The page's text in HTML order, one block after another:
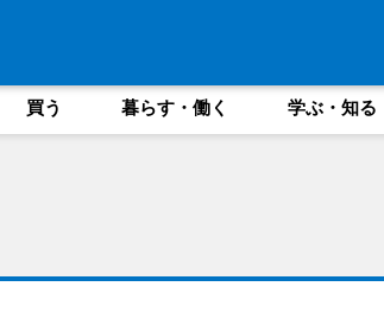
買う 暮らす・働く 学ぶ・知る